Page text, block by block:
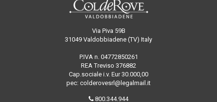
Via Piva 59B
31049 Valdobbiadene (TV) Italy
P.IVA n. 04772850261
REA Treviso 376882
Cap.sociale i.v. Eur 30.000,00
pec: colderovesrl@legalmail.it
800.344.944